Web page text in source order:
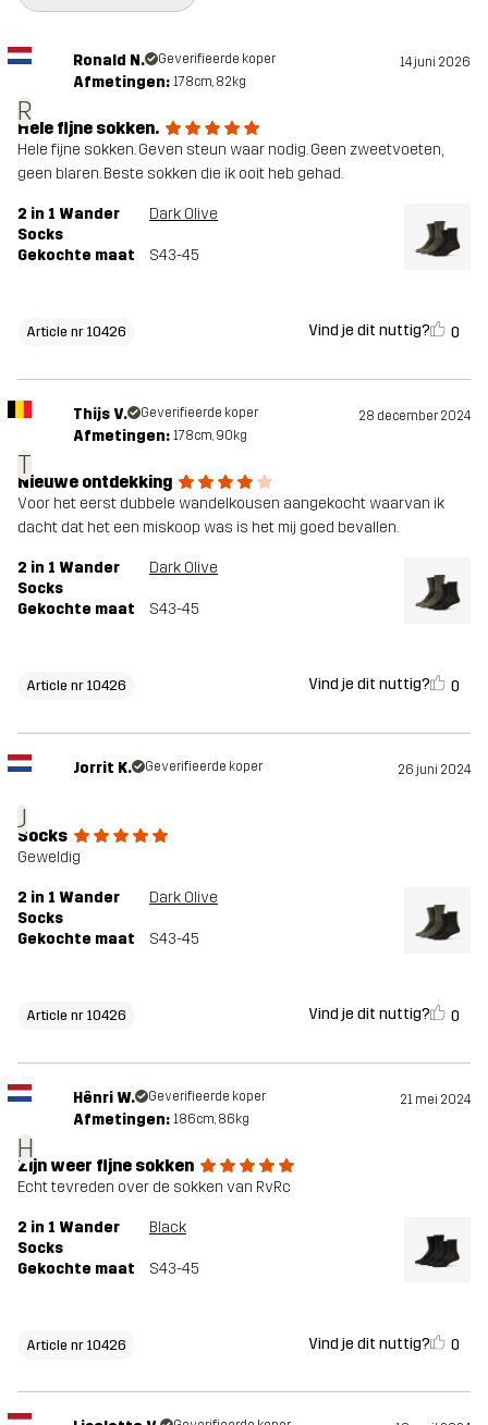
R
Ronald N. Geverifieerde koper 14 juni 2026
Afmetingen: 178cm, 82kg
Hele fijne sokken.
Hele fijne sokken. Geven steun waar nodig. Geen zweetvoeten,
geen blaren. Beste sokken die ik ooit heb gehad.
2 in 1 Wander
Socks
Dark Olive
Gekochte maat S43-45
Article nr 10426 Vind je dit nuttig? 0
T
Thijs V. Geverifieerde koper 28 december 2024
Afmetingen: 178cm, 90kg
Nieuwe ontdekking
Voor het eerst dubbele wandelkousen aangekocht waarvan ik
dacht dat het een miskoop was is het mij goed bevallen.
2 in 1 Wander
Socks
Dark Olive
Gekochte maat S43-45
Article nr 10426 Vind je dit nuttig? 0
J
Jorrit K. Geverifieerde koper 26 juni 2024
Socks
Geweldig
2 in 1 Wander
Socks
Dark Olive
Gekochte maat S43-45
Article nr 10426 Vind je dit nuttig? 0
H
Hênri W. Geverifieerde koper 21 mei 2024
Afmetingen: 186cm, 86kg
Zijn weer fijne sokken
Echt tevreden over de sokken van RvRc
2 in 1 Wander
Socks
Black
Gekochte maat S43-45
Article nr 10426 Vind je dit nuttig? 0